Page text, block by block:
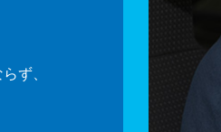
ず、